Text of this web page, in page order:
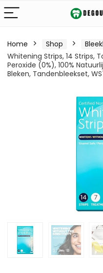
Home Shop
Whitening Strips, 14 Strips,
Peroxide (0%), 100%
Bleken, Tandenbleekset,